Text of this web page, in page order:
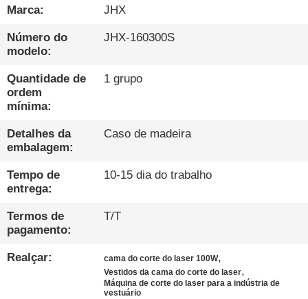
VISITA
À
FÁBRICA
CONTROLE
QUALIDADE
CONTATE-
NOS
NOTÍCIAS
Marca: JHX
Número do
modelo:
JHX-160300S
Quantidade de
ordem
mínima:
1 grupo
Detalhes da
embalagem:
Caso de madeira
Tempo de
entrega:
10-15 dia do trabalho
Termos de
pagamento:
T/T
Realçar: cama do corte do laser 100W,
Vestidos da cama do corte do laser,
Máquina de corte do laser para a indústria de
vestuário